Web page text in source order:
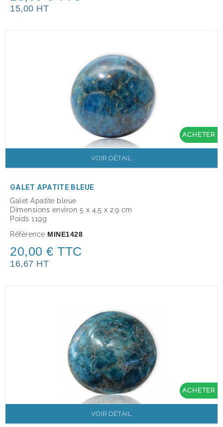
15,00 HT
ACHETER
VOIR DÉTAIL
GALET APATITE BLEUE
Galet Apatite bleue
Dimensions environ 5 x 4.5 x 2.9 cm
Poids 119g
Référence MINE1428
20,00 € TTC
16,67 HT
ACHETER
VOIR DÉTAIL